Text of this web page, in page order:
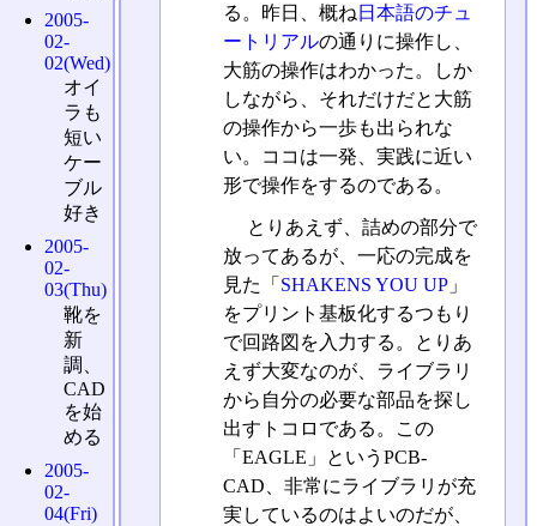
る。昨日、概ね 日本語のチュ
ートリアルの通りに操作し、
大筋の操作はわかった。しか
しながら、それだけだと大筋
の操作から一歩も出られな
い。ココは一発、実践に近い
形で操作をするのである。
とりあえず、詰めの部分で
放ってあるが、一応の完成を
見た「 SHAKENS YOU UP」
をプリント基板化するつもり
で回路図を入力する。とりあ
えず大変なのが、ライブラリ
から自分の必要な部品を探し
出すトコロである。この
「EAGLE」というPCB-
CAD、非常にライブラリが充
実しているのはよいのだが、
2005-
02-
02(Wed)
オイ
ラも
短い
ケー
ブル
好き
2005-
02-
03(Thu)
靴を
新
調、
CAD
を始
める
2005-
02-
04(Fri)